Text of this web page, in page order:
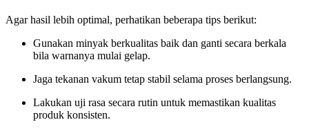
Agar hasil lebih optimal, perhatikan beberapa tips berikut:
Gunakan minyak berkualitas baik dan ganti secara berkala
bila warnanya mulai gelap.
Jaga tekanan vakum tetap stabil selama proses berlangsung.
Lakukan uji rasa secara rutin untuk memastikan kualitas
produk konsisten.